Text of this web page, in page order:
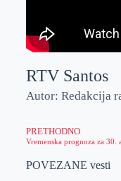
RTV Santos
Autor: Redakcija
PRETHODNO
Vremenska prognoza za 30.
POVEZANE vesti